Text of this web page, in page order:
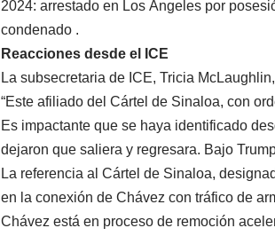
2024: arrestado en Los Ángeles por
condenado .
Reacciones desde el ICE
La subsecretaria de ICE, Tricia
“Este afiliado del Cártel de Sinaloa, con
Es impactante que se haya identificado
dejaron que saliera y regresara. Bajo
La referencia al Cártel de Sinaloa,
en la conexión de Chávez con tráfico de
Chávez está en proceso de remoción